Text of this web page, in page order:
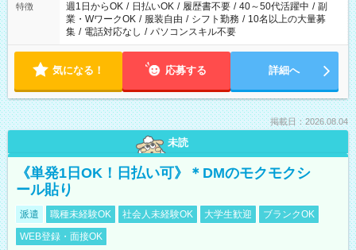
特徴 週1日からOK / 日払いOK / 履歴書不要 / 40～50代活躍中 / 副
業・WワークOK / 服装自由 / シフト勤務 / 10名以上の大量募
集 / 電話対応なし / パソコンスキル不要
気になる！ 応募する 詳細へ
掲載日：2026.08.04
未読
《単発1日OK！日払い可》＊DMのモクモクシ
ール貼り
派遣 職種未経験OK 社会人未経験OK 大学生歓迎
ブランクOK
WEB登録・面接OK